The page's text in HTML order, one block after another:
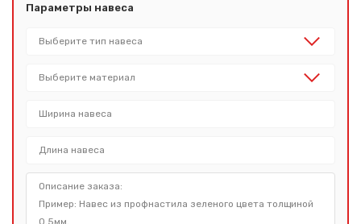
Параметры навеса